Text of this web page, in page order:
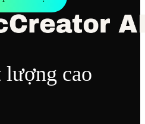
lượng cao